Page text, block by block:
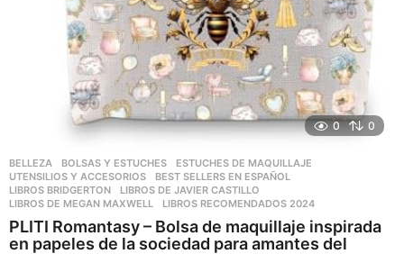
0 0
BELLEZA ,BOLSAS Y ESTUCHES ,ESTUCHES DE MAQUILLAJE
UTENSILIOS Y ACCESORIOS
BEST SELLERS EN ESPAÑOL
LIBROS BRIDGERTON
,LIBROS DE JAVIER CASTILLO
LIBROS DE MEGAN MAXWELL
,LIBROS RECOMENDADOS 2024
PLITI Romantasy – Bolsa de maquillaje inspirada
en papeles de la sociedad para amantes del